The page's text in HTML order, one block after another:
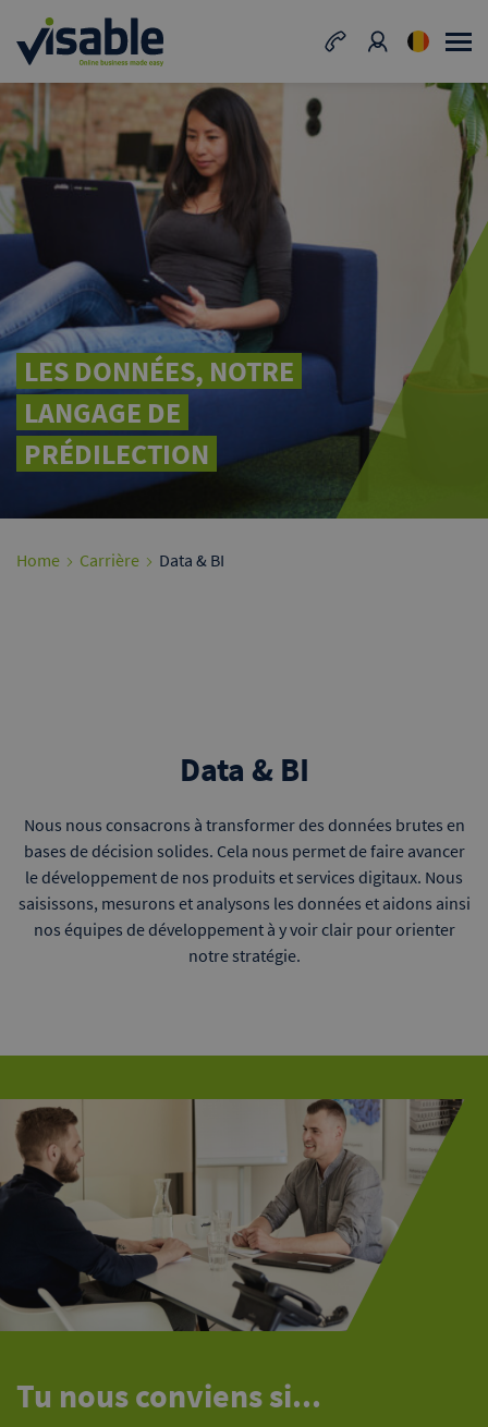
LES DONNÉES, NOTRE
LANGAGE DE
PRÉDILECTION
Home Carrière Data & BI
Data & BI
Nous nous consacrons à transformer des données brutes en
bases de décision solides. Cela nous permet de faire avancer
le développement de nos produits et services digitaux. Nous
saisissons, mesurons et analysons les données et aidons ainsi
nos équipes de développement à y voir clair pour orienter
notre stratégie.
Tu nous conviens si...